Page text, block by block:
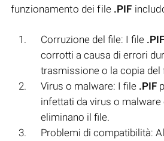
funzionamento dei file .PIF
Corruzione del file: I file .PIF
corrotti a causa di errori
trasmissione o la copia del
Virus o malware: I file .PIF
infettati da virus o malware
eliminano il file.
Problemi di compatibilità: